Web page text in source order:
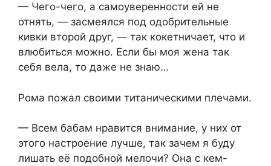
— Чего-чего, а самоуверенности ей не
отнять, — засмеялся под одобрительные
кивки второй друг, — так кокетничает, что и
влюбиться можно. Если бы моя жена так
себя вела, то даже не знаю…
Рома пожал своими титаническими плечами.
— Всем бабам нравится внимание, у них от
этого настроение лучше, так зачем я буду
лишать её подобной мелочи? Она с кем-